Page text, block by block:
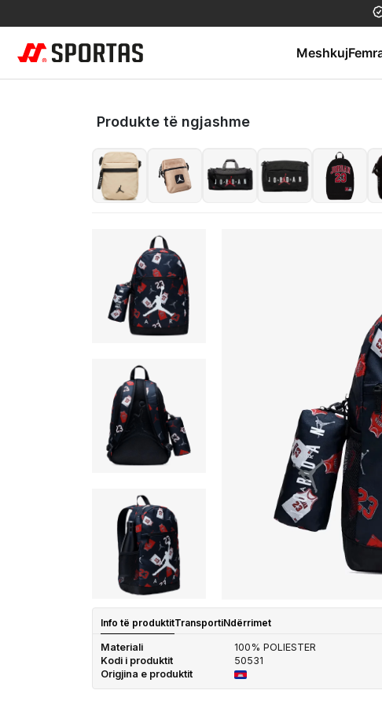
Meshkuj
Produkte të ngjashme
Info të produktitTransportiNdërrimet
Materiali
100% POLIESTER
Kodi i produktit
50531
Origjina e produktit